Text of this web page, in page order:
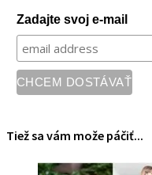
Zadajte svoj e-mail
Tiež sa vám može páčiť...